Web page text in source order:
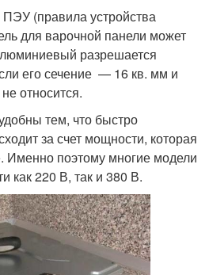
(правила устройства
для варочной панели может
разрешается
его сечение — 16 кв. мм и
относится.
тем, что быстро
за счет мощности, которая
Именно поэтому многие модели
как 220 В, так и 380 В.